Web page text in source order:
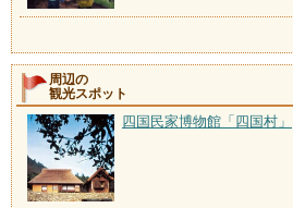
周辺の
観光スポット
四国民家博物館「四国村」